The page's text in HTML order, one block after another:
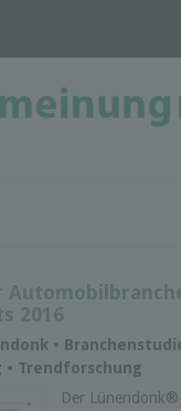
2016
•
Trendforschung
Der